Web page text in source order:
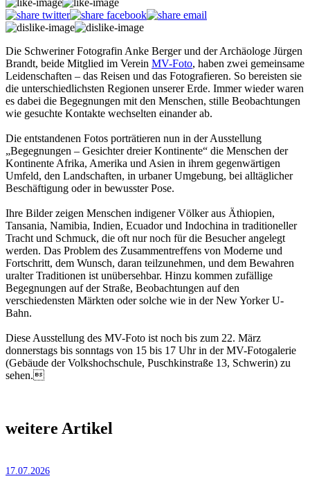
Die Schweriner Fotografin Anke Berger und der Archäologe Jürgen
Brandt, beide Mitglied im Verein MV-Foto, haben zwei gemeinsame
Leidenschaften – das Reisen und das Fotografieren. So bereisten sie
die unterschiedlichsten Regionen unserer Erde. Immer wieder waren
es dabei die Begegnungen mit den Menschen, stille Beob­achtungen
wie gesuchte Kontakte wechselten einander ab.
Die entstandenen Fotos porträtieren nun in der Ausstellung
„Begegnungen – Gesichter dreier Kontinente“ die Menschen der
Kontinente Afrika, Amerika und Asien in ihrem gegenwärtigen
Umfeld, den Landschaften, in urbaner Umgebung, bei alltäglicher
Beschäftigung oder in bewusster Pose.
Ihre Bilder zeigen Menschen indigener Völker aus Äthiopien,
Tansania, Namibia, Indien, Ecuador und Indochina in traditioneller
Tracht und Schmuck, die oft nur noch für die Besucher angelegt
werden. Das Problem des Zusammentreffens von Moderne und
Fortschritt, dem Wunsch, daran teilzunehmen, und dem Bewahren
uralter Traditionen ist unübersehbar. Hinzu kommen zufällige
Begegnungen auf der Straße, Beobachtungen auf den
verschiedensten Märkten oder solche wie in der New Yorker U-
Bahn.
Diese Ausstellung des MV-Foto ist noch bis zum 22. März
donnerstags bis sonntags von 15 bis 17 Uhr in der MV-Fotogalerie
(Gebäude der Volkshochschule, Puschkinstraße 13, Schwerin) zu
sehen.
weitere Artikel
17.07.2026